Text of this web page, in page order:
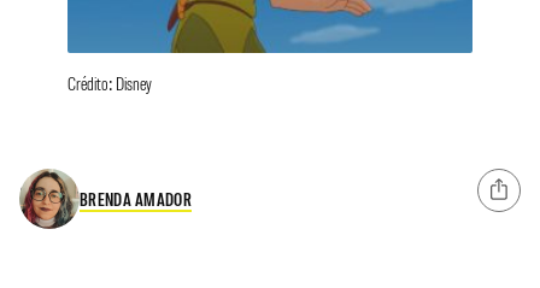
Crédito: Disney
BRENDA AMADOR